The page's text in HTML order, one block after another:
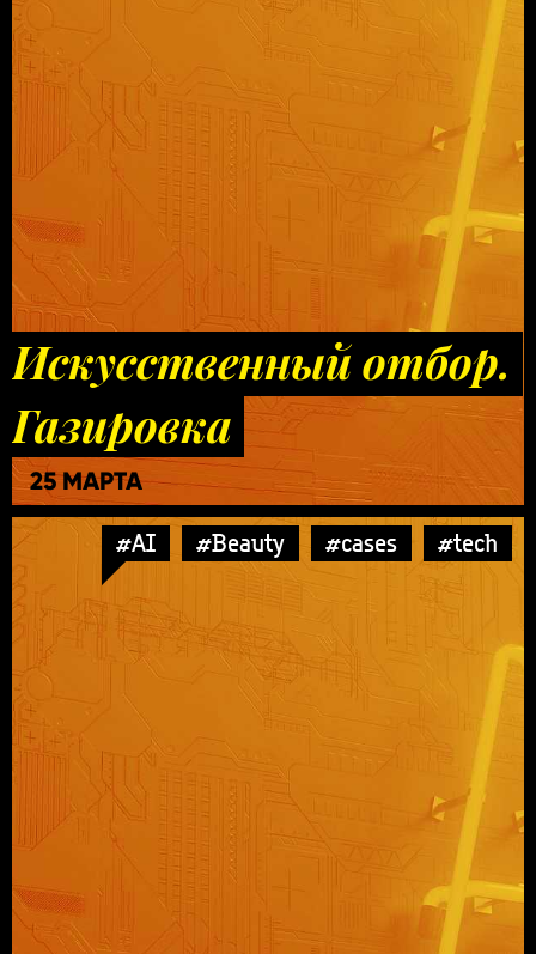
Искусственный отбор.
Газировка
25 МАРТА
#AI #Beauty #cases #tech